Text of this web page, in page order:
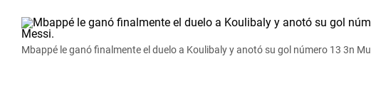
Mbappé le ganó finalmente el duelo a Koulibaly y anotó su gol número 13 3n